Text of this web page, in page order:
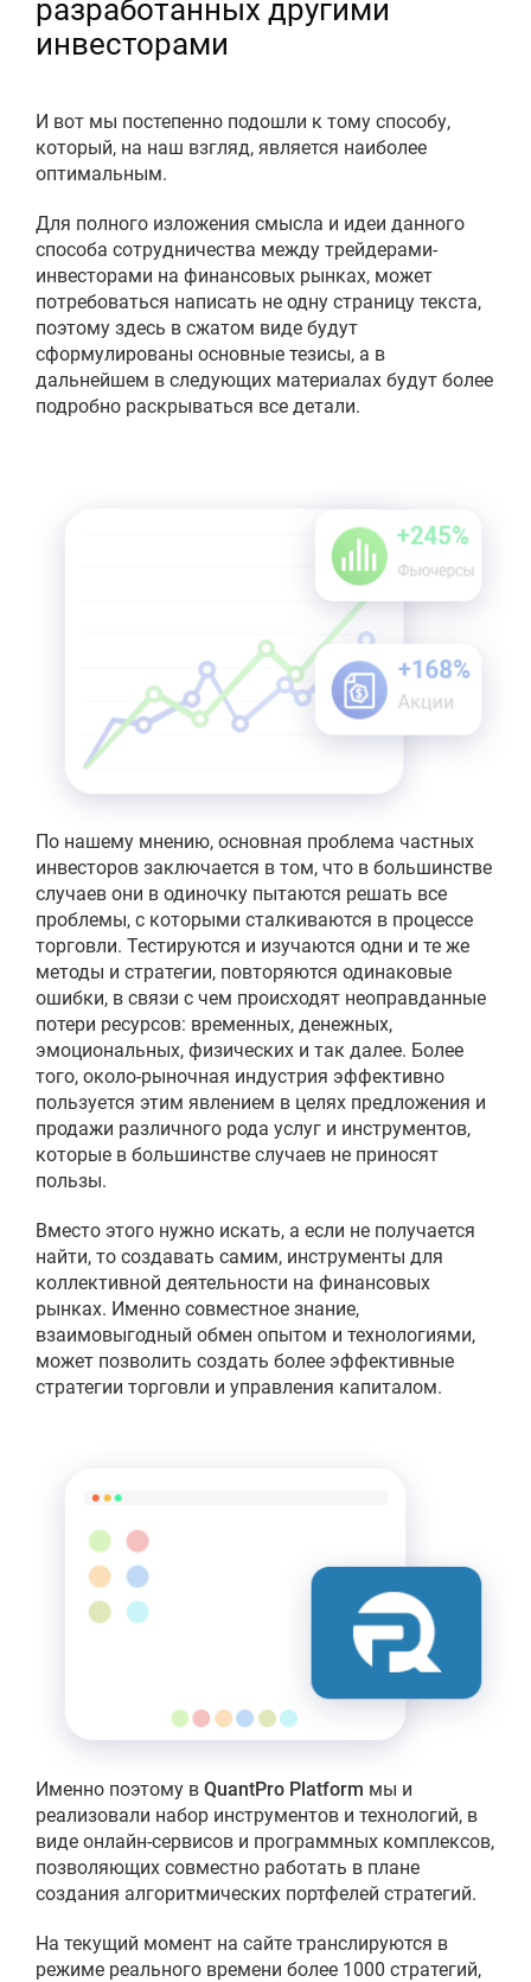
разработанных другими
инвесторами
И вот мы постепенно подошли к тому способу,
который, на наш взгляд, является наиболее
оптимальным.
Для полного изложения смысла и идеи данного
способа сотрудничества между трейдерами-
инвесторами на финансовых рынках, может
потребоваться написать не одну страницу текста,
поэтому здесь в сжатом виде будут
сформулированы основные тезисы, а в
дальнейшем в следующих материалах будут более
подробно раскрываться все детали.
По нашему мнению, основная проблема частных
инвесторов заключается в том, что в большинстве
случаев они в одиночку пытаются решать все
проблемы, с которыми сталкиваются в процессе
торговли. Тестируются и изучаются одни и те же
методы и стратегии, повторяются одинаковые
ошибки, в связи с чем происходят неоправданные
потери ресурсов: временных, денежных,
эмоциональных, физических и так далее. Более
того, около-рыночная индустрия эффективно
пользуется этим явлением в целях предложения и
продажи различного рода услуг и инструментов,
которые в большинстве случаев не приносят
пользы.
Вместо этого нужно искать, а если не получается
найти, то создавать самим, инструменты для
коллективной деятельности на финансовых
рынках. Именно совместное знание,
взаимовыгодный обмен опытом и технологиями,
может позволить создать более эффективные
стратегии торговли и управления капиталом.
Именно поэтому в QuantPro Platform мы и
реализовали набор инструментов и технологий, в
виде онлайн-сервисов и программных комплексов,
позволяющих совместно работать в плане
создания алгоритмических портфелей стратегий.
На текущий момент на сайте транслируются в
режиме реального времени более 1000 стратегий,